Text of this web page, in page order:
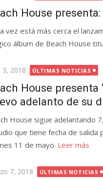
House presenta:
vez está más cerca el
álbum de Beach House
3, 2018 ÚLTIMAS NOTICIAS
House presenta
adelanto de su
House sigue adelantando
que tiene fecha de salida
11 de mayo. Leer más
7, 2018 ÚLTIMAS NOTICIAS